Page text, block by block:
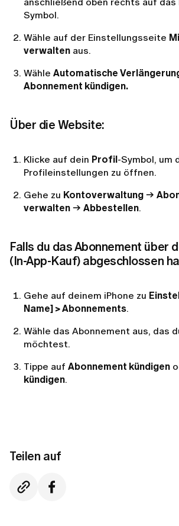
anschließend oben rechts auf das
Symbol.
Wähle auf der Einstellungsseite
verwalten aus.
Wähle Automatische
Abonnement kündigen.
Über die Website:
Klicke auf dein Profil -Symbol, um
Profileinstellungen zu öffnen.
Gehe zu Kontoverwaltung →
verwalten → Abbestellen.
Falls du das Abonnement über
(In-App-Kauf) abgeschlossen
Gehe auf deinem iPhone zu
Name] > Abonnements.
Wähle das Abonnement aus, das
möchtest.
Tippe auf Abonnement kündigen
kündigen.
Teilen auf